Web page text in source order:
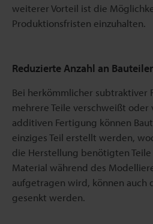
weiterer Vorteil ist die
Produktionsfristen einzuhalten.
Reduzierte Anzahl an
Bei herkömmlicher subtraktiver
mehrere Teile verschweißt
additiven Fertigung können
einziges Teil erstellt werden,
die Herstellung benötigten
Material während des
aufgetragen wird, können auch
gesenkt werden.